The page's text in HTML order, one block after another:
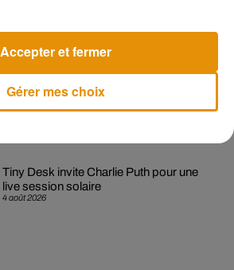
5 août 2026
4 août 2026
Tiny Desk invite Charlie Puth pour une
live session solaire
Gérer mes choix
Accepter et fermer